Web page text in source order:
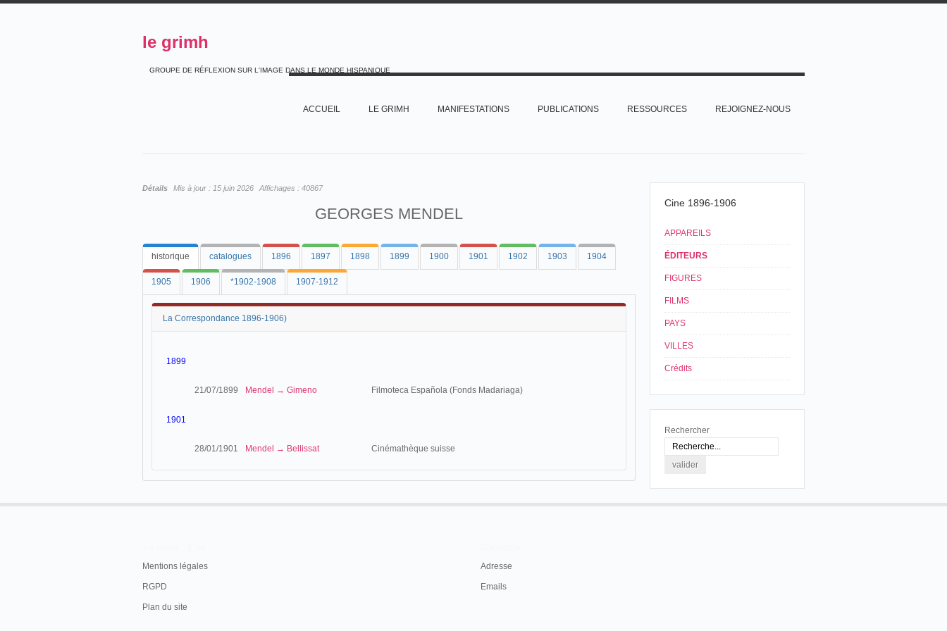
le grimh
GROUPE DE RÉFLEXION SUR L'IMAGE DANS LE MONDE HISPANIQUE
ACCUEIL LE GRIMH MANIFESTATIONS PUBLICATIONS RESSOURCES REJOIGNEZ-NOUS
Détails Mis à jour : 15 juin 2026 Affichages : 40867
GEORGES MENDEL
historique catalogues 1896 1897 1898 1899 1900 1901 1902 1903 1904
1905 1906 *1902-1908 1907-1912
La Correspondance 1896-1906)
1899
21/07/1899 Mendel → Gimeno Filmoteca Española (Fonds Madariaga)
1901
28/01/1901 Mendel → Bellissat Cinémathèque suisse
Cine 1896-1906
APPAREILS
ÉDITEURS
FIGURES
FILMS
PAYS
VILLES
Crédits
Rechercher
Mentions légales
RGPD
Plan du site
Adresse
Emails